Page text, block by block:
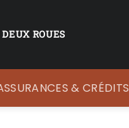
ROUES
& CRÉDITS